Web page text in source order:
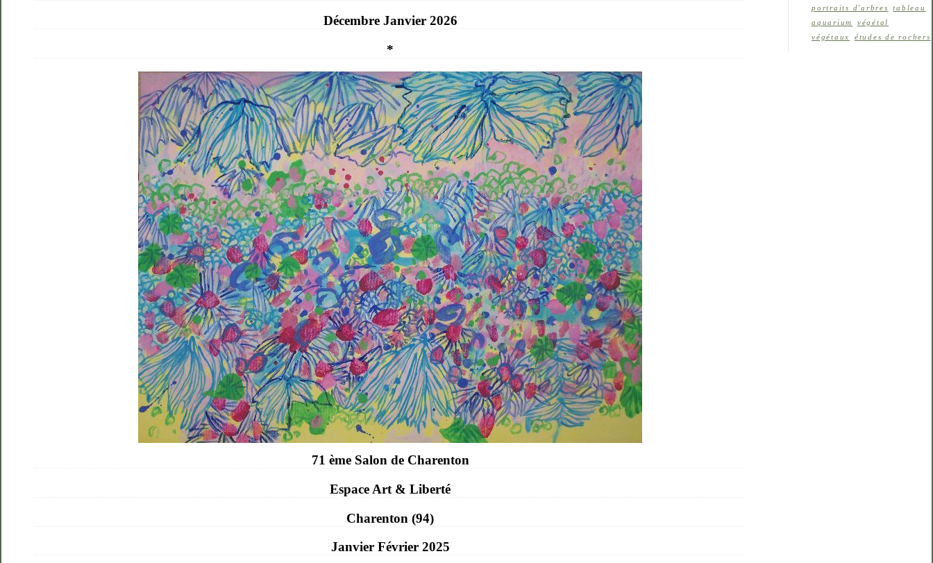
Décembre Janvier 2026
*
71 ème Salon de Charenton
Espace Art & Liberté
Charenton (94)
Janvier Février 2025
portraits d'arbres
tableau
aquarium
végétal
végétaux
études de rochers